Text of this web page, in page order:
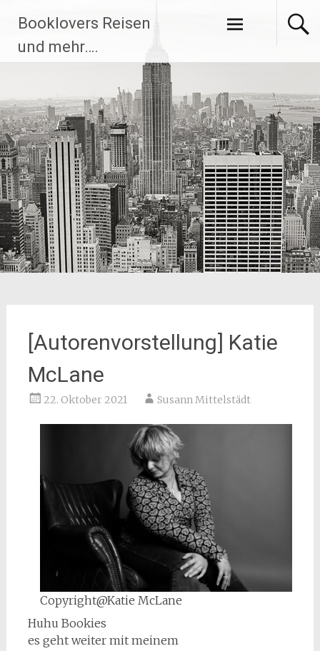
Inhalt
springen
Booklovers Reisen
und mehr….
[Autorenvorstellung] Katie
McLane
22. Oktober 2021 Susann Mittelstädt
Copyright@Katie McLane
Huhu Bookies
es geht weiter mit meinem